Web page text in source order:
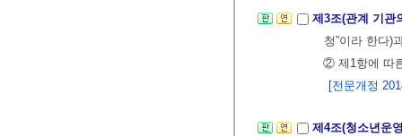
제3조(관계 기관
청”이라 한다)
② 제1항에 따
[전문개정
제4조(청소년운